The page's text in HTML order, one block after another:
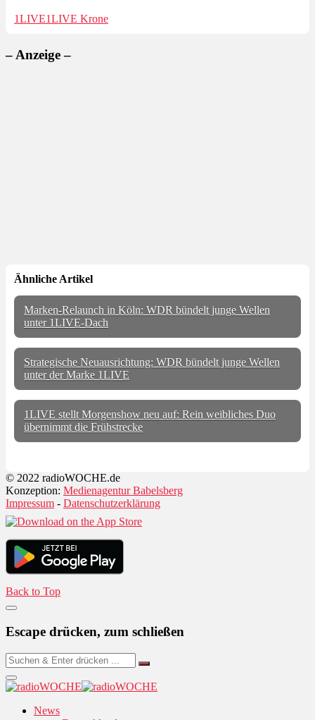
1LIVE1LIVE Krone
– Anzeige –
Ähnliche Artikel
Marken-Relaunch in Köln: WDR bündelt junge Wellen
unter 1LIVE-Dach
Strategische Neuausrichtung: WDR bündelt junge Wellen
unter der Marke 1LIVE
1LIVE stellt Morgenshow neu auf: Rein weibliches Duo
übernimmt die Frühstrecke
© 2022 radioWOCHE.de
Konzeption: Medienagentur Babelsberg
Impressum - Datenschutzerklärung
Back to Top
Escape drücken, zum schließen
News